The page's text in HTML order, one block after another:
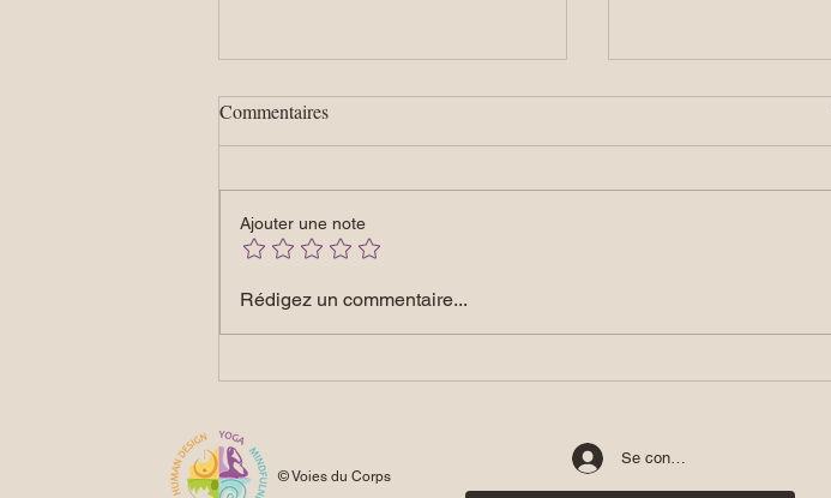
Pancakes de patate douce
Commentaires
Ajouter une note
Rédigez un commentaire...
© Voies du Corps
Se connecter